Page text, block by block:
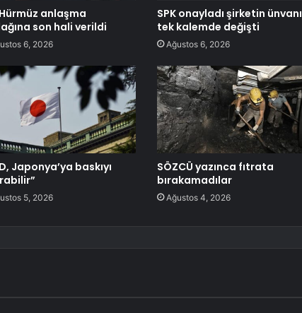
anlaşma
son hali verildi
6, 2026
SPK onayladı şirketin ünvanı
tek kalemde değişti
Ağustos 6, 2026
Japonya’ya baskıyı
5, 2026
SÖZCÜ yazınca fıtrata
bırakamadılar
Ağustos 4, 2026